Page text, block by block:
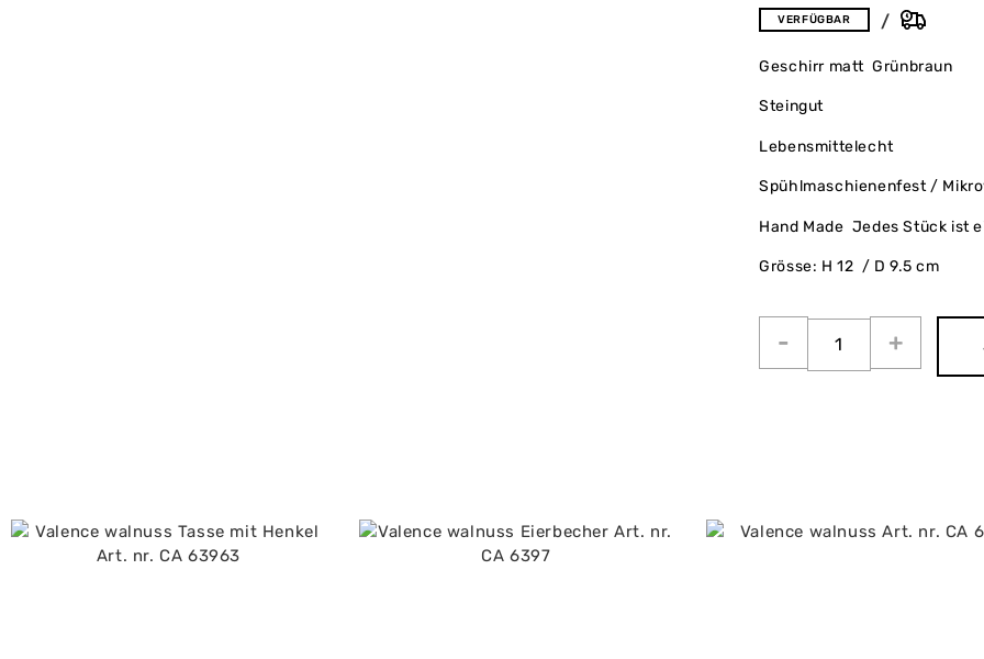
VERFÜGBAR
Geschirr matt Grünbraun
Steingut
Lebensmittelecht
Spühlmaschienenfest /
Hand Made Jedes Stück ist
Grösse: H 12 / D 9.5 cm